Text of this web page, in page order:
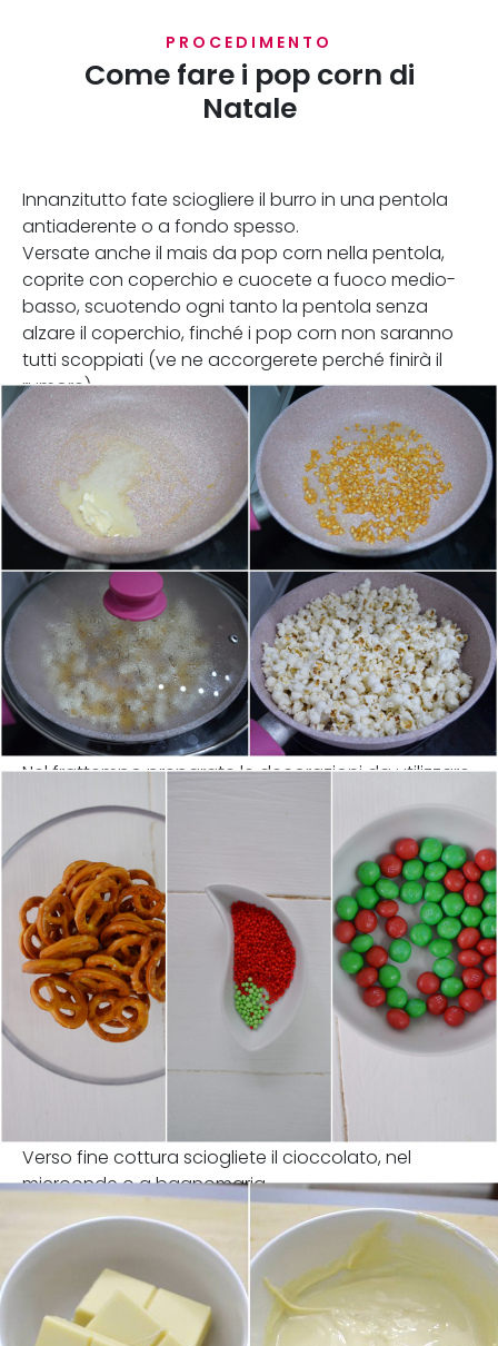
PROCEDIMENTO
Come fare i pop corn di
Natale
Innanzitutto fate sciogliere il burro in una pentola
antiaderente o a fondo spesso.
Versate anche il mais da pop corn nella pentola,
coprite con coperchio e cuocete a fuoco medio-
basso, scuotendo ogni tanto la pentola senza
alzare il coperchio, finché i pop corn non saranno
tutti scoppiati (ve ne accorgerete perché finirà il
rumore).
Nel frattempo preparate le decorazioni da utilizzare.
Verso fine cottura sciogliete il cioccolato, nel
microonde o a bagnomaria.